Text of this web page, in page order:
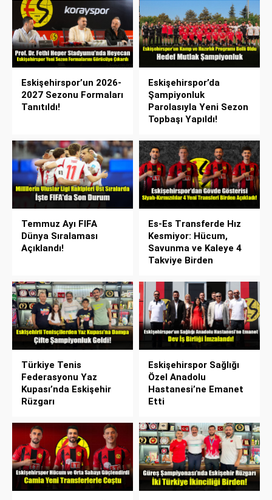
Eskişehirspor’un 2026-
2027 Sezonu Formaları
Tanıtıldı!
Eskişehirspor’da
Şampiyonluk
Parolasıyla Yeni Sezon
Topbaşı Yapıldı!
Temmuz Ayı FIFA
Dünya Sıralaması
Açıklandı!
Es-Es Transferde Hız
Kesmiyor: Hücum,
Savunma ve Kaleye 4
Takviye Birden
Türkiye Tenis
Federasyonu Yaz
Kupası’nda Eskişehir
Rüzgarı
Eskişehirspor Sağlığı
Özel Anadolu
Hastanesi’ne Emanet
Etti